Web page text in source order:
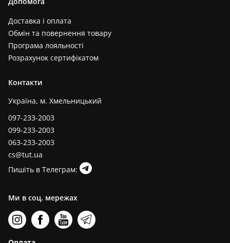
Доставка і оплата
Обмін та повернення товару
Програма лояльності
Розрахунок сертифікатом
Контакти
Україна, м. Хмельницький
097-233-2003
099-233-2003
063-233-2003
cs@tut.ua
Пишіть в Телеграм:
Ми в соц. мережах